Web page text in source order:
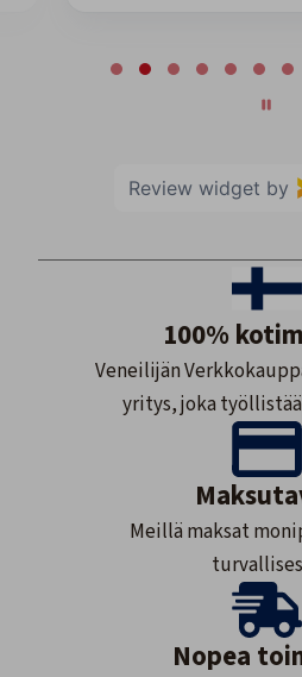
Review widget by
100%
Veneilijän
yritys, joka
Meillä maksat
Nopea